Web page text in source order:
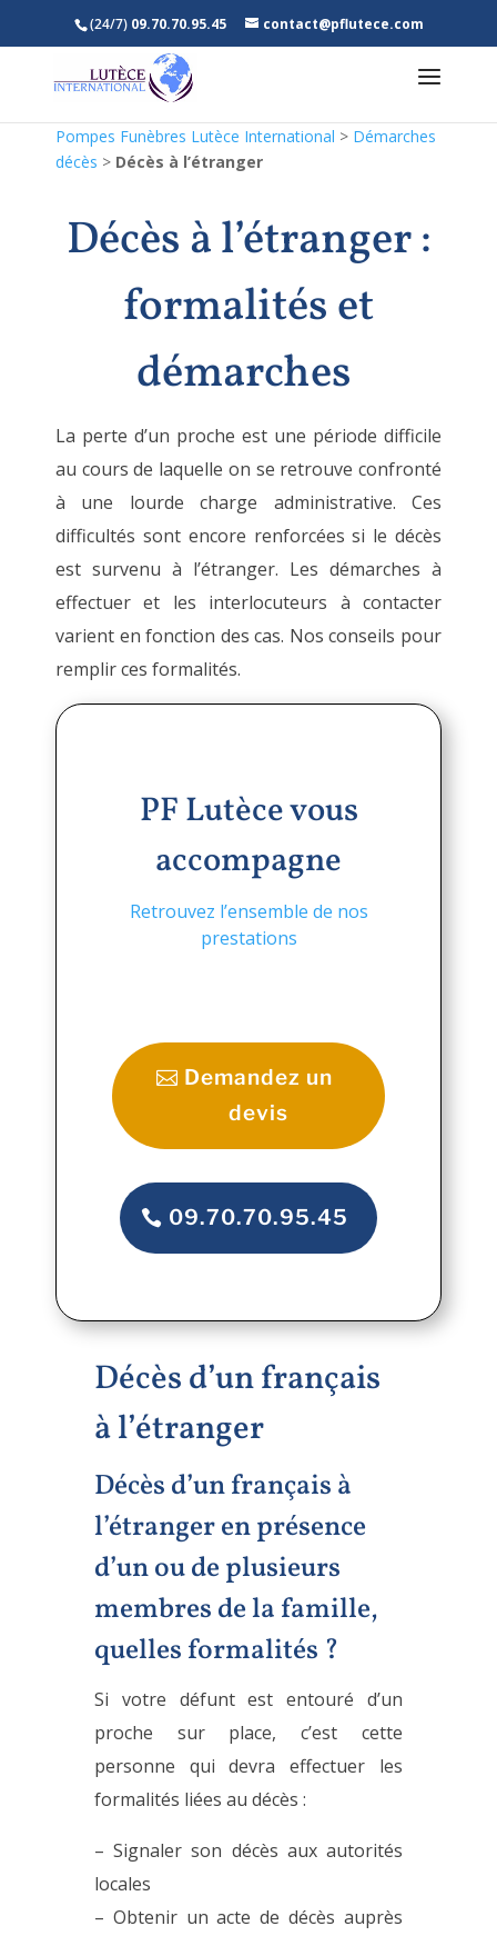
(24/7) 09.70.70.95.45 contact@pflutece.com
Pompes Funèbres Lutèce International > Démarches
décès > Décès à l’étranger
Décès à l’étranger :
formalités et
démarches
La perte d’un proche est une période difficile
au cours de laquelle on se retrouve confronté
à une lourde charge administrative. Ces
difficultés sont encore renforcées si le décès
est survenu à l’étranger. Les démarches à
effectuer et les interlocuteurs à contacter
varient en fonction des cas. Nos conseils pour
remplir ces formalités.
PF Lutèce vous
accompagne
Retrouvez l’ensemble de nos
prestations
Demandez un
devis
09.70.70.95.45
Décès d’un français
à l’étranger
Décès d’un français à
l’étranger en présence
d’un ou de plusieurs
membres de la famille,
quelles formalités ?
Si votre défunt est entouré d’un
proche sur place, c’est cette
personne qui devra effectuer les
formalités liées au décès :
– Signaler son décès aux autorités
locales
– Obtenir un acte de décès auprès